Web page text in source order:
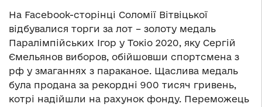
На Facebook-сторінці Соломії Вітвіцької
відбувалися торги за лот – золоту медаль
Паралімпійських Ігор у Токіо 2020, яку Сергій
Ємельянов виборов, обійшовши спортсмена з
рф у змаганнях з параканое. Щаслива медаль
була продана за рекордні 900 тисяч гривень,
котрі надійшли на рахунок фонду. Переможець